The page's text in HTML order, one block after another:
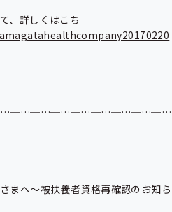
、詳しくはこち
まへ～被扶養者資格再確認のお知ら